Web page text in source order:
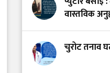
कि
वास्तविक
चुरोट तनाव